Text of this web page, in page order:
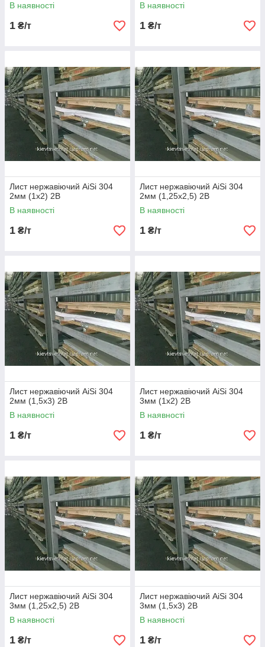
В наявності
1 ₴/т
В наявності
1 ₴/т
Лист нержавіючий AiSi 304
2мм (1х2) 2В
В наявності
1 ₴/т
Лист нержавіючий AiSi 304
2мм (1,25х2,5) 2В
В наявності
1 ₴/т
Лист нержавіючий AiSi 304
2мм (1,5х3) 2В
В наявності
1 ₴/т
Лист нержавіючий AiSi 304
3мм (1х2) 2В
В наявності
1 ₴/т
Лист нержавіючий AiSi 304
3мм (1,25х2,5) 2В
В наявності
1 ₴/т
Лист нержавіючий AiSi 304
3мм (1,5х3) 2В
В наявності
1 ₴/т